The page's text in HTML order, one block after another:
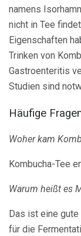
namens
nicht in Tee
Eigenschaften
Trinken von
Gastroenteritis
Studien sind
Häufige
Woher kam
Kombucha-Tee
Warum heißt es
Das ist eine
für die